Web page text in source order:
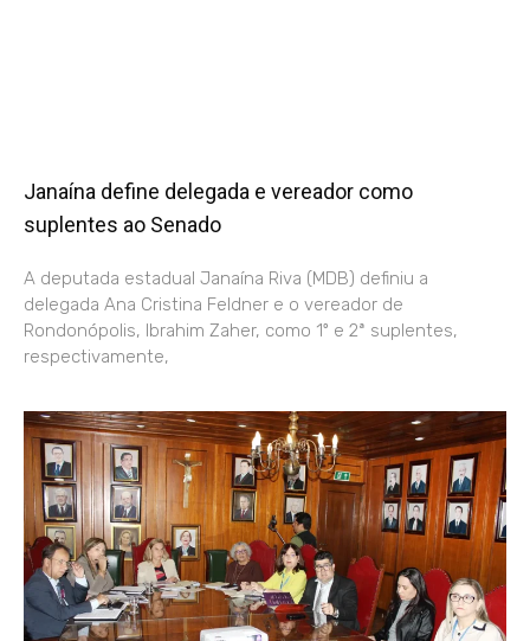
Janaína define delegada e vereador como
suplentes ao Senado
A deputada estadual Janaína Riva (MDB) definiu a
delegada Ana Cristina Feldner e o vereador de
Rondonópolis, Ibrahim Zaher, como 1º e 2ª suplentes,
respectivamente,